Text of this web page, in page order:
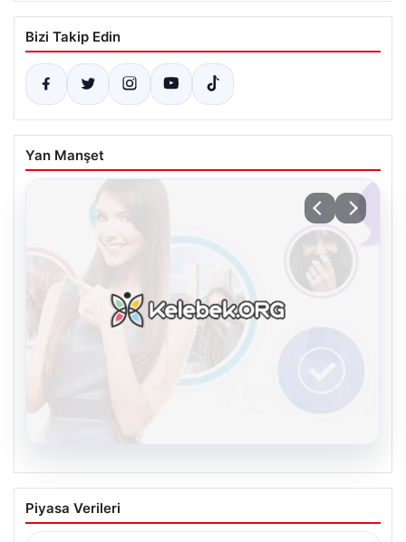
Bizi Takip Edin
Yan Manşet
Kelebek.Org İle Dijital İletişimin Seviyeli
Adresi Ve Muhabbet Deneyimi
Piyasa Verileri